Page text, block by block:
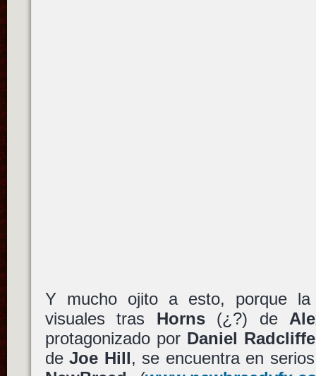
Y mucho ojito a esto, porque la
visuales tras Horns(¿?) de
protagonizado por Daniel Radcliffe
deJoe Hill, se encuentra en